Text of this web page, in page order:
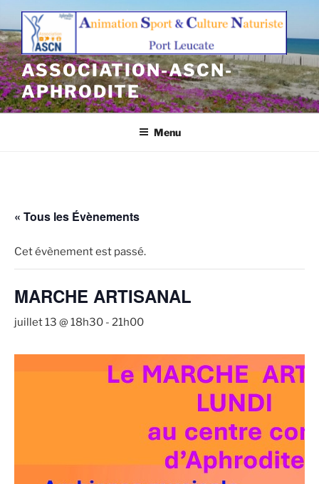
Aller
contenu
principal
ASSOCIATION-ASCN-
APHRODITE
Menu
« Tous les Évènements
Cet évènement est passé.
MARCHE ARTISANAL
juillet 13 @ 18h30 - 21h00